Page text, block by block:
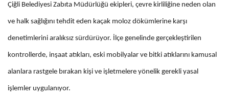
Çiğli Belediyesi Zabıta Müdürlüğü ekipleri, çevre kirliliğine neden olan
ve halk sağlığını tehdit eden kaçak moloz dökümlerine karşı
denetimlerini aralıksız sürdürüyor. İlçe genelinde gerçekleştirilen
kontrollerde, inşaat atıkları, eski mobilyalar ve bitki atıklarını kamusal
alanlara rastgele bırakan kişi ve işletmelere yönelik gerekli yasal
işlemler uygulanıyor.